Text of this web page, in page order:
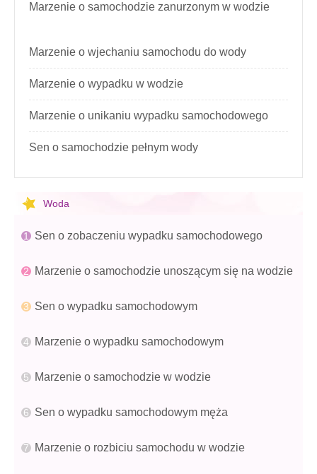
Marzenie o samochodzie zanurzonym w wodzie
Marzenie o wjechaniu samochodu do wody
Marzenie o wypadku w wodzie
Marzenie o unikaniu wypadku samochodowego
Sen o samochodzie pełnym wody
Woda
Sen o zobaczeniu wypadku samochodowego
Marzenie o samochodzie unoszącym się na wodzie
Sen o wypadku samochodowym
Marzenie o wypadku samochodowym
Marzenie o samochodzie w wodzie
Sen o wypadku samochodowym męża
Marzenie o rozbiciu samochodu w wodzie